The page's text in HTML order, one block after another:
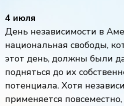
4 июля
День независимости в
национальная свободы,
этот день, должны были
подняться до их
потенциала. Хотя
применяется